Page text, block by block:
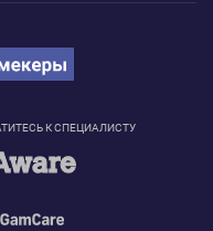
К СПЕЦИАЛИСТУ